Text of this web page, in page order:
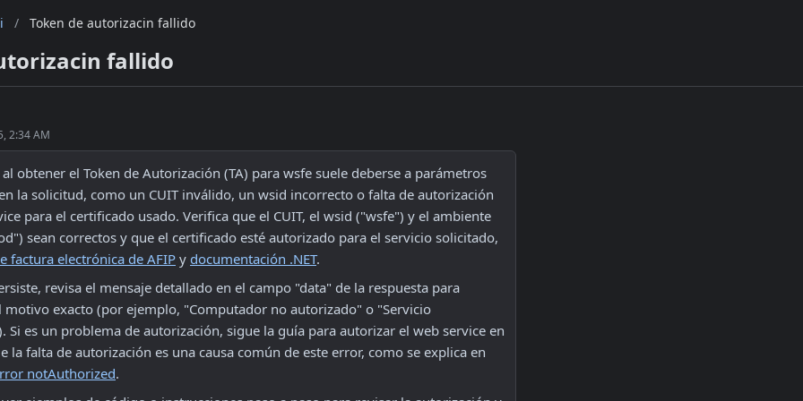
/ Token de autorizacin fallido
fallido
2:34 AM
obtener el Token de Autorización (TA) para wsfe suele deberse a parámetros
la solicitud, como un CUIT inválido, un wsid incorrecto o falta de autorización
para el certificado usado. Verifica que el CUIT, el wsid ("wsfe") y el ambiente
sean correctos y que el certificado esté autorizado para el servicio solicitado,
factura electrónica de AFIP y documentación .NET.
revisa el mensaje detallado en el campo "data" de la respuesta para
motivo exacto (por ejemplo, "Computador no autorizado" o "Servicio
Si es un problema de autorización, sigue la guía para autorizar el web service en
notAuthorized.